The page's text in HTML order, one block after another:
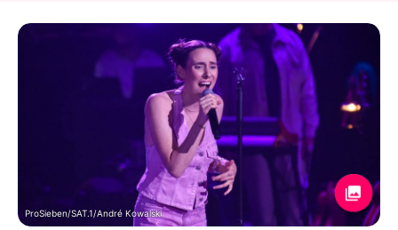
ProSieben/SAT.1/André Kowalski